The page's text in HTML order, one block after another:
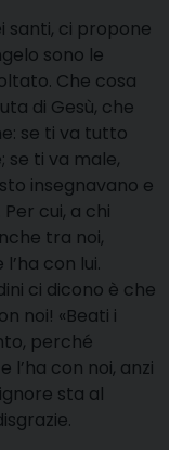
santi, ci propone
sono le
Che cosa
di Gesù, che
se ti va tutto
se ti va male,
insegnavano e
cui, a chi
tra noi,
con lui.
ci dicono è che
noi! «Beati i
perché
l’ha con noi, anzi
sta al